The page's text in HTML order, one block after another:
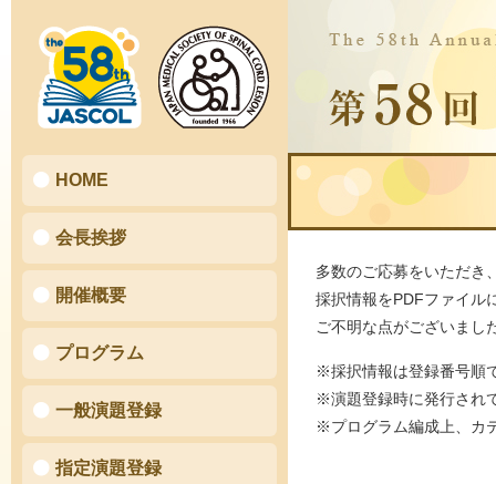
HOME
会長挨拶
開催概要
プログラム
一般演題登録
指定演題登録
多数のご応募をいただき
採択情報をPDFファイル
ご不明な点がございまし
※採択情報は登録番号順
※演題登録時に発行され
※プログラム編成上、カ